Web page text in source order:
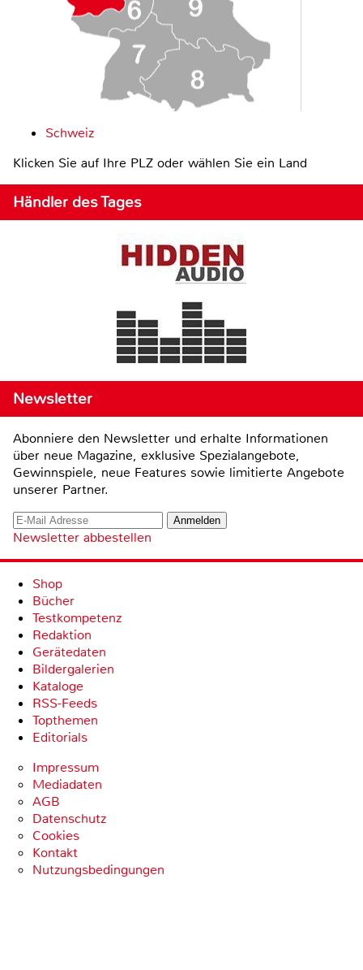
Schweiz
Klicken Sie auf Ihre PLZ oder wählen Sie ein Land
Händler des Tages
Newsletter
Abonniere den Newsletter und erhalte Informationen
über neue Magazine, exklusive Spezialangebote,
Gewinnspiele, neue Features sowie limitierte Angebote
unserer Partner.
Newsletter abbestellen
Shop
Bücher
Testkompetenz
Redaktion
Gerätedaten
Bildergalerien
Kataloge
RSS-Feeds
Topthemen
Editorials
Impressum
Mediadaten
AGB
Datenschutz
Cookies
Kontakt
Nutzungsbedingungen